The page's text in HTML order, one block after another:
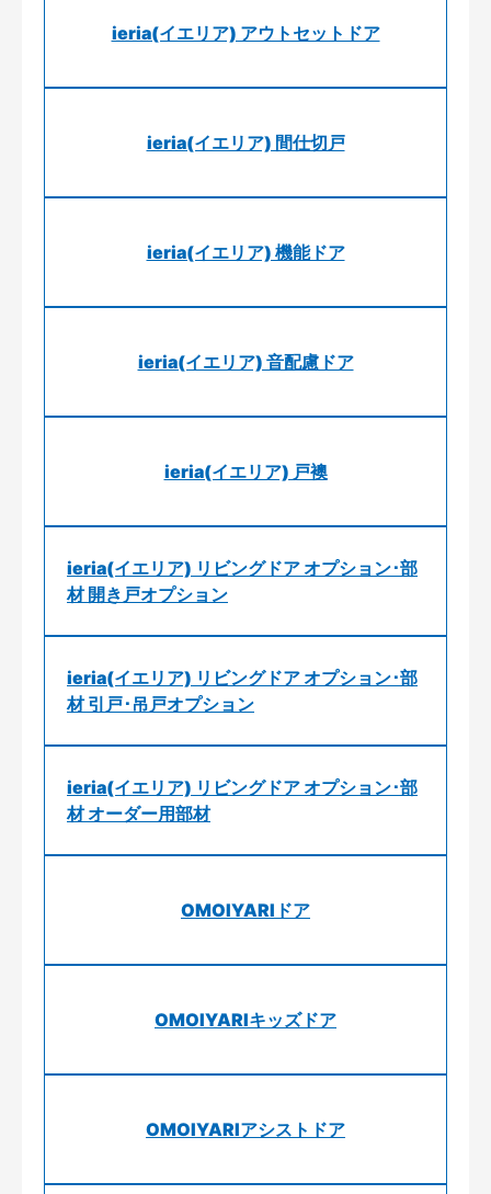
ieria(イエリア) アウトセットドア
ieria(イエリア) 間仕切戸
ieria(イエリア) 機能ドア
ieria(イエリア) 音配慮ドア
ieria(イエリア) 戸襖
ieria(イエリア) リビングドア オプション･部
材 開き戸オプション
ieria(イエリア) リビングドア オプション･部
材 引戸･吊戸オプション
ieria(イエリア) リビングドア オプション･部
材 オーダー用部材
OMOIYARIドア
OMOIYARIキッズドア
OMOIYARIアシストドア